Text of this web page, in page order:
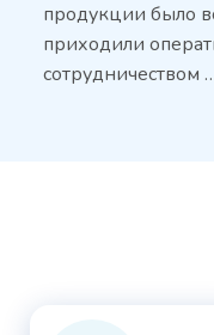
продукции было
приходили
сотрудничеством